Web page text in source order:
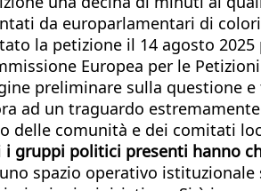
da europarlamentari di
la petizione il 14 agosto
Europea per le
preliminare sulla questione
ad un traguardo
delle comunità e dei comitati
i gruppi politici presenti hanno
spazio operativo